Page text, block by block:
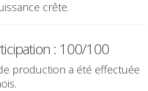
crête.
: 100/100
production a été effectuée